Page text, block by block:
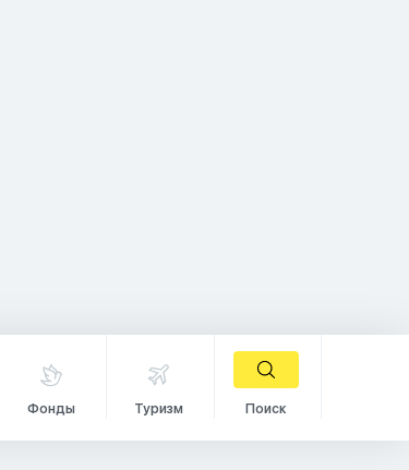
Фонды Туризм Поиск